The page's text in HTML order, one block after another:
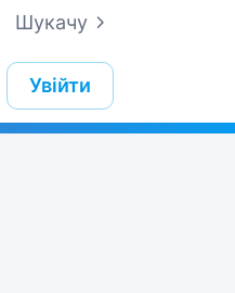
Шукачу
Увійти